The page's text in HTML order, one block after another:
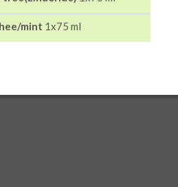
mint 1x75 ml